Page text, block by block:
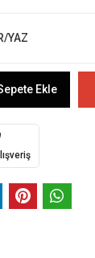
YAZ
Ekle